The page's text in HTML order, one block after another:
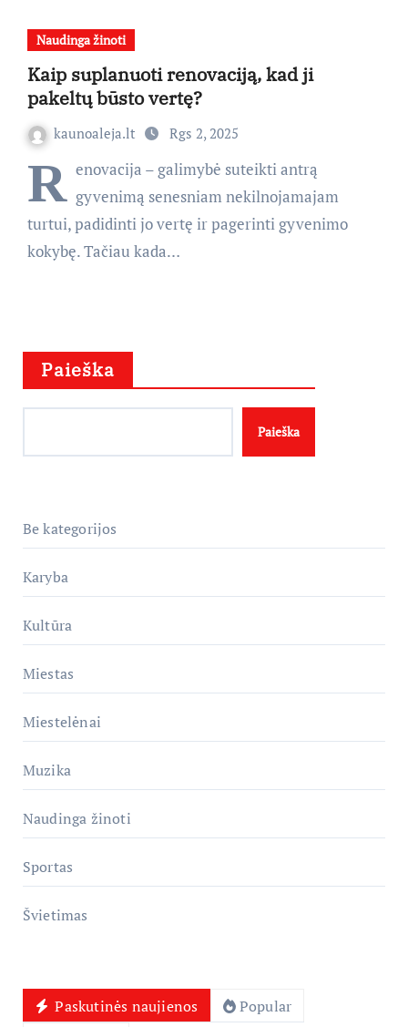
Naudinga žinoti
Kaip suplanuoti renovaciją, kad ji
pakeltų būsto vertę?
kaunoaleja.lt Rgs 2, 2025
R enovacija – galimybė suteikti antrą
gyvenimą senesniam nekilnojamajam
turtui, padidinti jo vertę ir pagerinti gyvenimo
kokybę. Tačiau kada…
Paieška
Paieška
Be kategorijos
Karyba
Kultūra
Miestas
Miestelėnai
Muzika
Naudinga žinoti
Sportas
Švietimas
Paskutinės naujienos
Popular